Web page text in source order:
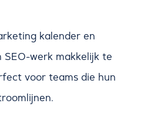
kalender en
werk makkelijk te
voor teams die hun